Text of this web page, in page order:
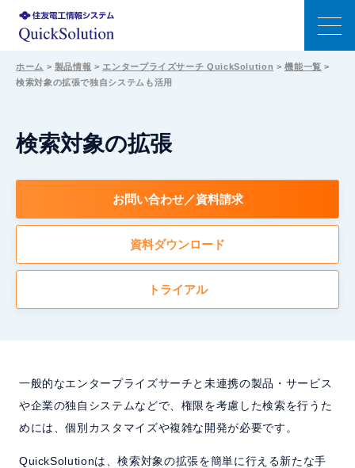
特長
エンタープライズサーチの選び方
機能
生成AI連携
事例
よくある質問
ホーム > 製品情報 > エンタープライズサーチ QuickSolution >機能一覧 >
検索対象の拡張で独自システムも活用
検索対象の拡張
お問い合わせ／資料請求
資料ダウンロード
トライアル
一般的なエンタープライズサーチと未連携の製品・サービス
や企業の独自システムなどで、権限を考慮した検索を行うた
めには、個別カスタマイズや複雑な開発が必要です。
QuickSolutionは、検索対象の拡張を簡単に行える新たな手